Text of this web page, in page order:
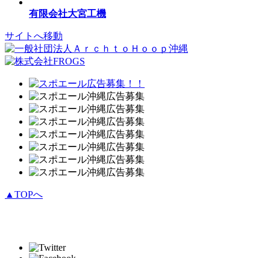
有限会社大宮工機
サイトへ移動
▲TOPへ